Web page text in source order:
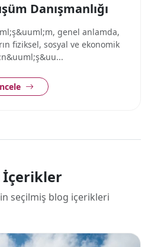
Danışmanlığı
genel anlamda,
fiziksel, sosyal ve ekonomik
seçilmiş blog içerikleri